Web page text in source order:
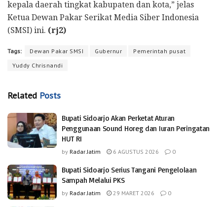
kepala daerah tingkat kabupaten dan kota,” jelas
Ketua Dewan Pakar Serikat Media Siber Indonesia
(SMSI) ini. (rj2)
Tags: Dewan Pakar SMSI Gubernur
Pemerintah pusat
Yuddy Chrisnandi
Related Posts
Bupati Sidoarjo Akan Perketat Aturan
Penggunaan Sound Horeg dan Iuran Peringatan
HUT RI
by Radar Jatim 6 AGUSTUS 2026 0
Bupati Sidoarjo Serius Tangani Pengelolaan
Sampah Melalui PKS
by Radar Jatim 29 MARET 2026 0